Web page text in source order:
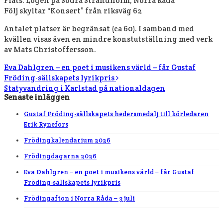
Följ skyltar “Konsert” från riksväg 62
Antalet platser är begränsat (ca 60). I samband med
kvällen visas även en mindre konstutställning med verk
av Mats Christoffersson.
Eva Dahlgren – en poet i musikens värld – får Gustaf
Fröding-sällskapets lyrikpris
Statyvandring i Karlstad på nationaldagen
Senaste inläggen
Gustaf Fröding-sällskapets hedersmedalj till körledaren
Erik Rynefors
Frödingkalendarium 2026
Frödingdagarna 2026
Eva Dahlgren – en poet i musikens värld – får Gustaf
Fröding-sällskapets lyrikpris
Frödingafton i Norra Råda – 3 juli